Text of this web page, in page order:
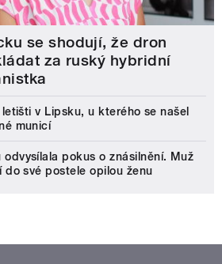
se shodují, že dron
za ruský hybridní
v Lipsku, u kterého se našel
municí
pokus o znásilnění. Muž
do své postele opilou ženu